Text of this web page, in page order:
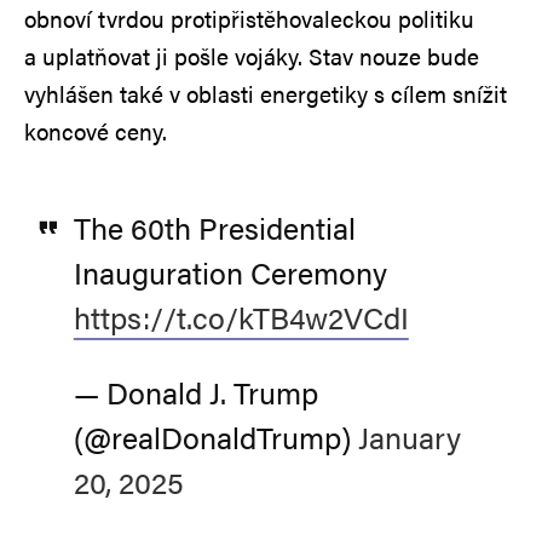
obnoví tvrdou protipřistěhovaleckou politiku
a uplatňovat ji pošle vojáky. Stav nouze bude
vyhlášen také v oblasti energetiky s cílem snížit
koncové ceny.
The 60th Presidential
Inauguration Ceremony
https://t.co/kTB4w2VCdI
— Donald J. Trump
(@realDonaldTrump) January
20, 2025